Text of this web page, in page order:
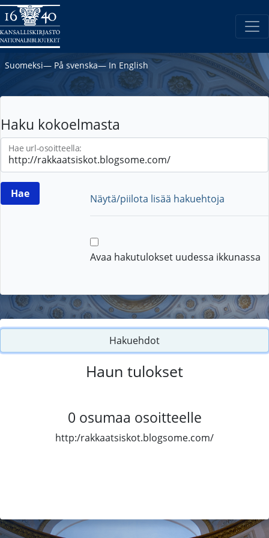
Suomeksi― På svenska― In English
Haku kokoelmasta
Hae url-osoitteella:
Näytä/piilota lisää hakuehtoja
Avaa hakutulokset uudessa ikkunassa
Hakuehdot
Haun tulokset
0 osumaa osoitteelle
http:/rakkaatsiskot.blogsome.com/